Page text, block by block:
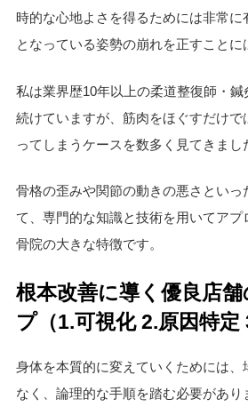
時的な心地よさを得るためには非常
となっている姿勢の崩れを正すことに
私は業界歴10年以上の柔道整復師・
続けていますが、筋肉をほぐすだけで
ってしまうケースを数多く見てきまし
骨格の歪みや関節の動きの悪さといっ
て、専門的な知識と技術を用いてア
骨院の大きな特徴です。
根本改善に導く優良店
プ（1.可視化 2.原因特定
身体を本質的に変えていくためには、
なく、論理的な手順を踏む必要があり